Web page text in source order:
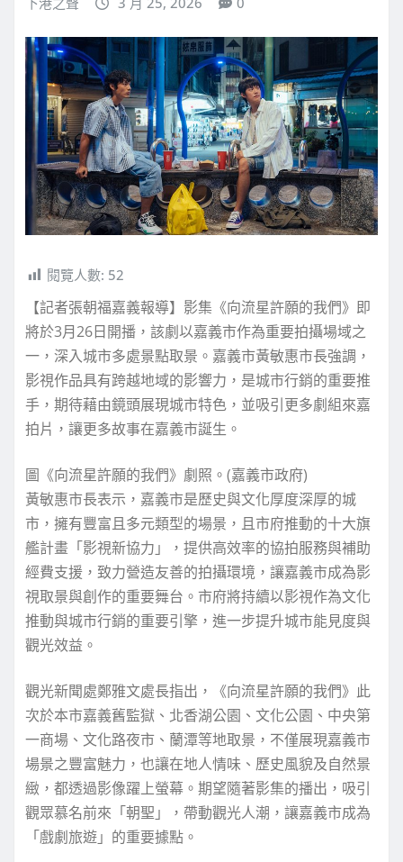
閱覽人數: 52
【記者張朝福嘉義報導】影集《向流星許願的我們》即
將於3月26日開播，該劇以嘉義市作為重要拍攝場域之
一，深入城市多處景點取景。嘉義市黃敏惠市長強調，
影視作品具有跨越地域的影響力，是城市行銷的重要推
手，期待藉由鏡頭展現城市特色，並吸引更多劇組來嘉
拍片，讓更多故事在嘉義市誕生。
圖《向流星許願的我們》劇照。(嘉義市政府)
黃敏惠市長表示，嘉義市是歷史與文化厚度深厚的城
市，擁有豐富且多元類型的場景，且市府推動的十大旗
艦計畫「影視新協力」，提供高效率的協拍服務與補助
經費支援，致力營造友善的拍攝環境，讓嘉義市成為影
視取景與創作的重要舞台。市府將持續以影視作為文化
推動與城市行銷的重要引擎，進一步提升城市能見度與
觀光效益。
觀光新聞處鄭雅文處長指出，《向流星許願的我們》此
次於本市嘉義舊監獄、北香湖公園、文化公園、中央第
一商場、文化路夜市、蘭潭等地取景，不僅展現嘉義市
場景之豐富魅力，也讓在地人情味、歷史風貌及自然景
緻，都透過影像躍上螢幕。期望隨著影集的播出，吸引
觀眾慕名前來「朝聖」，帶動觀光人潮，讓嘉義市成為
「戲劇旅遊」的重要據點。